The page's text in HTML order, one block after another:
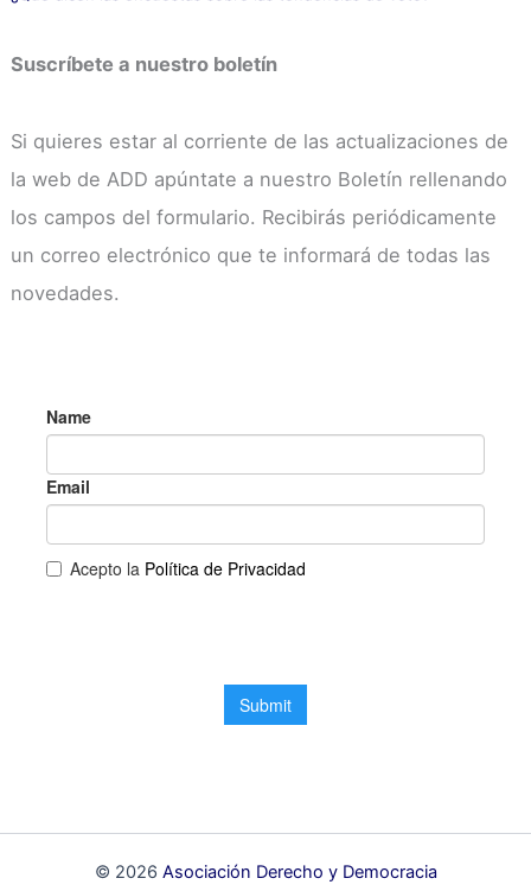
Suscríbete a nuestro boletín
Si quieres estar al corriente de las actualizaciones de
la web de ADD apúntate a nuestro Boletín rellenando
los campos del formulario. Recibirás periódicamente
un correo electrónico que te informará de todas las
novedades.
© 2026 Asociación Derecho y Democracia